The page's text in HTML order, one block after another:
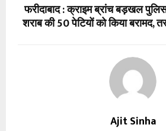
फरीदाबाद : क्राइम ब्रांच बड़खल
शराब की 50 पेटियों को किया बरामद,
Ajit Sinha